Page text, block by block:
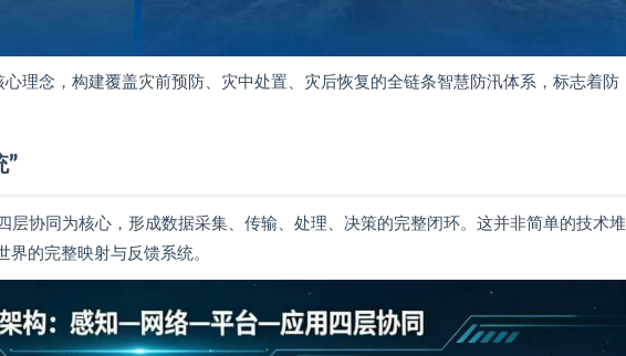
理念，构建覆盖灾前预防、灾中处置、灾后恢复的全链条智慧防汛体系，标志着防
”
协同为核心，形成数据采集、传输、处理、决策的完整闭环。这并非简单的技术堆
的完整映射与反馈系统。